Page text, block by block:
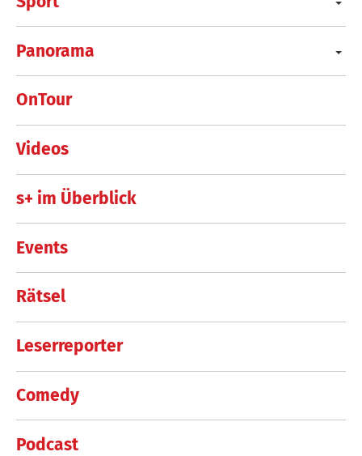
Panorama
OnTour
Videos
s+ im Überblick
Events
Rätsel
Leserreporter
Comedy
Podcast